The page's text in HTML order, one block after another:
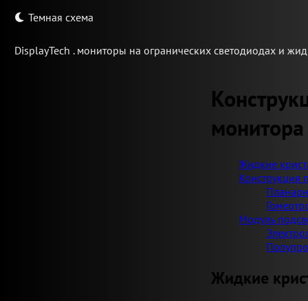
Темная схема
DisplayTech . мониторы на огранических светодиодах и
монитора
Жидкие
Конструкция
Модуль
Жидкие